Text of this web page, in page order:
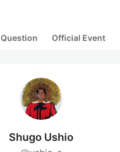
Question Official Event
Shugo Ushio